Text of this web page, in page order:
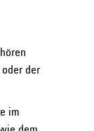
oder der
im